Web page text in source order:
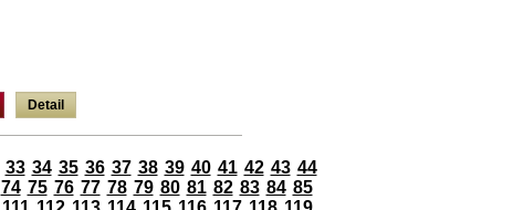
Detail
33 34 35 36 37 38 39 40 41 42 43 44
74 75 76 77 78 79 80 81 82 83 84 85